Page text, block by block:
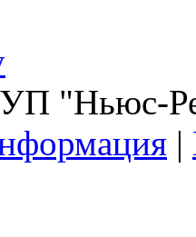
"Ньюс-
|